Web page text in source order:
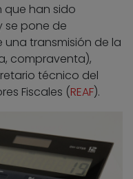
que han sido
se pone de
transmisión de la
compraventa),
técnico del
Fiscales (REAF).